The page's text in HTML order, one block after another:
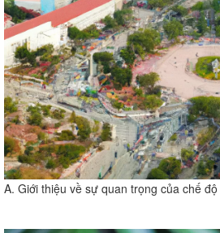
A. Giới thiệu về sự quan trọng của chế